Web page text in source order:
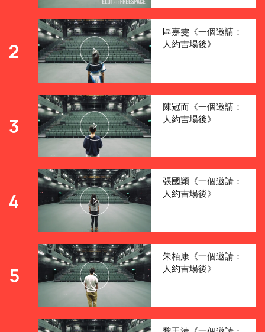
2
區嘉雯《一個邀請：
人約吉場後》
3
陳冠而《一個邀請：
人約吉場後》
4
張國穎《一個邀請：
人約吉場後》
5
朱栢康《一個邀請：
人約吉場後》